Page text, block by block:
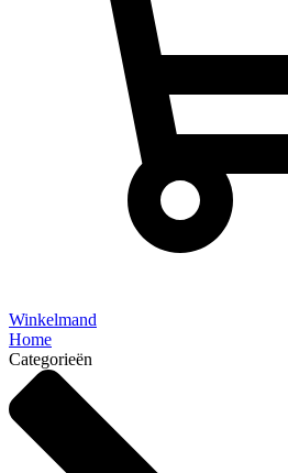
Winkelmand
Home
Categorieën